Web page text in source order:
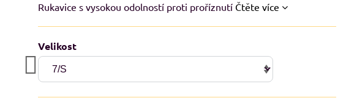
Rukavice s vysokou odolností proti proříznutí Čtěte více
Velikost